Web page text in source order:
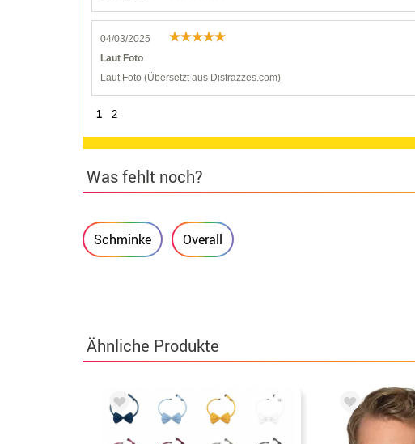
04/03/2025
Laut Foto
Laut Foto (Übersetzt aus Disfrazzes.com)
1 2
Was fehlt noch?
Schminke Overall
Ähnliche Produkte